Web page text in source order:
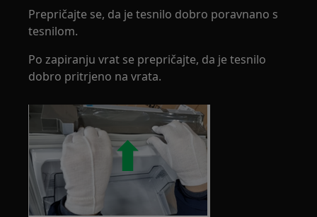
Prepričajte se, da je tesnilo dobro poravnano s
tesnilom.
Po zapiranju vrat se prepričajte, da je tesnilo
dobro pritrjeno na vrata.